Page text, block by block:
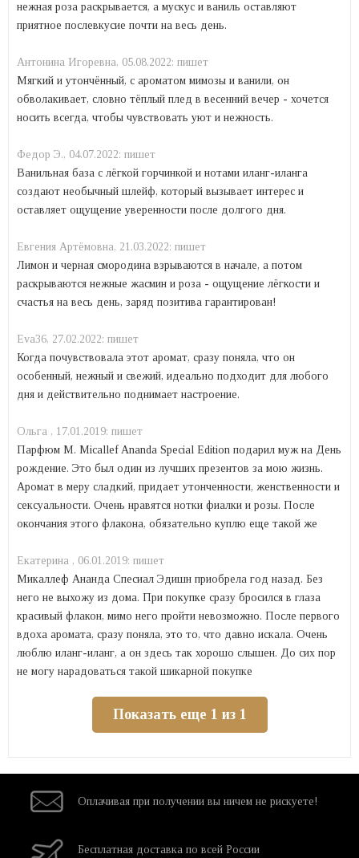
нежная роза раскрывается, а мускус и ваниль оставляют
приятное послевкусие почти на весь день.
Антонина Игоревна, 05.08.2022: пишет
Мягкий и утончённый, с ароматом мимозы и ванили, он
обволакивает, словно тёплый плед в весенний вечер - хочется
носить всегда, чтобы чувствовать уют и нежность.
Федор Э., 04.07.2022: пишет
Ванильная база с лёгкой горчинкой и нотами иланг-иланга
создают необычный шлейф, который вызывает интерес и
оставляет ощущение уверенности после долгого дня.
Евгения Артёмовна, 21.03.2022: пишет
Лимон и черная смородина взрываются в начале, а потом
раскрываются нежные жасмин и роза - ощущение лёгкости и
счастья на весь день, заряд позитива гарантирован!
Eva36, 27.02.2022: пишет
Когда почувствовала этот аромат, сразу поняла, что он
особенный, нежный и свежий, идеально подходит для любого
дня и действительно поднимает настроение.
Ольга , 17.01.2019: пишет
Парфюм M. Micallef Ananda Special Edition подарил муж на День
рождение. Это был один из лучших презентов за мою жизнь.
Аромат в меру сладкий, придает утонченности, женственности и
сексуальности. Очень нравятся нотки фиалки и розы. После
окончания этого флакона, обязательно куплю еще такой же
Екатерина , 06.01.2019: пишет
Микаллеф Ананда Спесиал Эдишн приобрела год назад. Без
него не выхожу из дома. При покупке сразу бросился в глаза
красивый флакон, мимо него пройти невозможно. После первого
вдоха аромата, сразу поняла, это то, что давно искала. Очень
люблю иланг-иланг, а он здесь так хорошо слышен. До сих пор
не могу нарадоваться такой шикарной покупке
Показать еще 1 из 1
Оплачивая при получении вы ничем не рискуете!
Бесплатная доставка по всей России